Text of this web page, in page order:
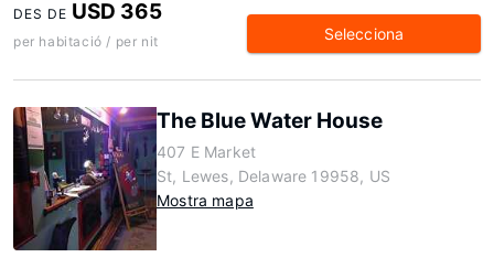
DES DE USD 365
per habitació / per nit Selecciona
The Blue Water House
407 E Market
St, Lewes, Delaware 19958, US
Mostra mapa